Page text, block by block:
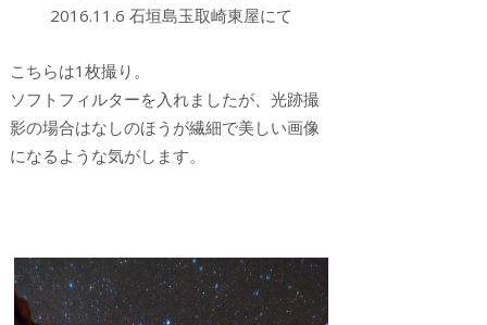
2016.11.6 石垣島玉取崎東屋にて
こちらは1枚撮り。
ソフトフィルターを入れましたが、光跡撮
影の場合はなしのほうが繊細で美しい画像
になるような気がします。